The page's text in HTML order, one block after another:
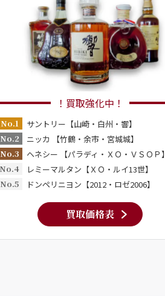
！買取強化中！
No.1
サントリー【山崎・白州・響】
No.2
ニッカ 【竹鶴・余市・宮城城】
No.3
ヘネシー 【パラディ・ＸＯ・ＶＳＯＰ】
No.4
レミーマルタン【ＸＯ・ルイ13世】
No.5
ドンペリニヨン【2012・ロゼ2006】
買取価格表